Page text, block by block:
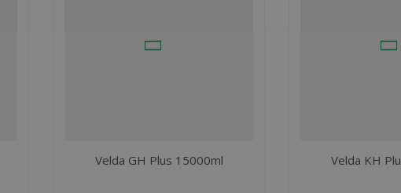
Velda GH Plus 15000ml Velda KH